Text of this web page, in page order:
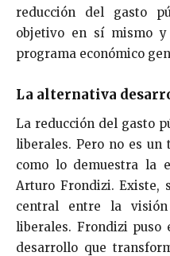
reducción del gasto
objetivo en sí mismo
programa económico
La alternativa
La reducción del gasto
liberales. Pero no es
como lo demuestra la
Arturo Frondizi. Existe,
central entre la
liberales. Frondizi puso
desarrollo que